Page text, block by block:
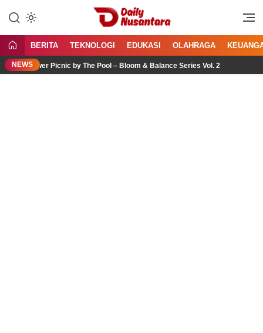
konten
Daily Nusantara
Menyajikan Fakta, Menginspirasi
BERITA TEKNOLOGI EDUKASI OLAHRAGA
NEWSPicnic by The Pool – Bloom & Balance Series Vol. 2